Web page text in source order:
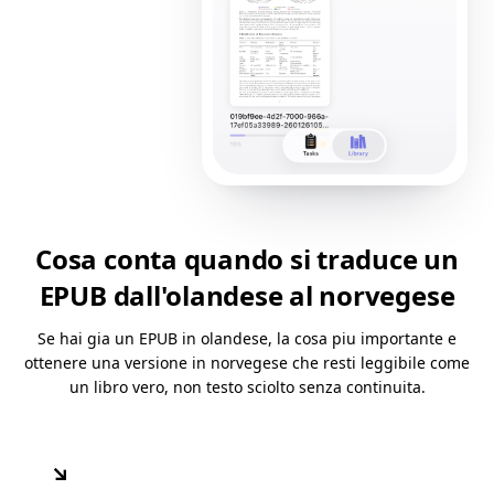
Cosa conta quando si traduce un
EPUB dall'olandese al norvegese
Se hai gia un EPUB in olandese, la cosa piu importante e
ottenere una versione in norvegese che resti leggibile come
un libro vero, non testo sciolto senza continuita.
↘